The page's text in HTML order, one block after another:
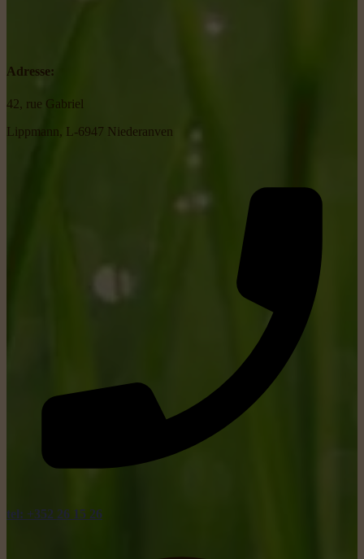
Adresse:
42, rue Gabriel
Lippmann, L-6947 Niederanven
tel: +352 26 15 26